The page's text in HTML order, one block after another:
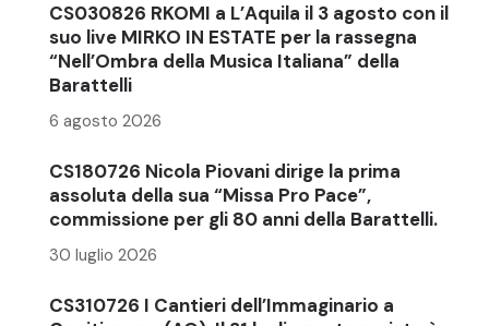
CS030826 RKOMI a L’Aquila il 3 agosto con il
suo live MIRKO IN ESTATE per la rassegna
“Nell’Ombra della Musica Italiana” della
Barattelli
6 agosto 2026
CS180726 Nicola Piovani dirige la prima
assoluta della sua “Missa Pro Pace”,
commissione per gli 80 anni della Barattelli.
30 luglio 2026
CS310726 I Cantieri dell’Immaginario a